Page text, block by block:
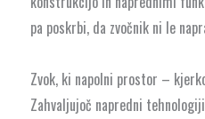
pa poskrbi, da zvočnik ni le
Zvok, ki napolni prostor –
Zahvaljujoč napredni